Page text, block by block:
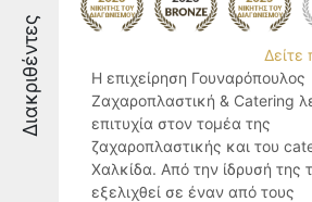
Διακριθέντες
Δείτε
Η επιχείρηση Γουναρόπουλος
Ζαχαροπλαστική & Catering
επιτυχία στον τομέα της
ζαχαροπλαστικής και του
Χαλκίδα. Από την ίδρυσή της
εξελιχθεί σε έναν από τους